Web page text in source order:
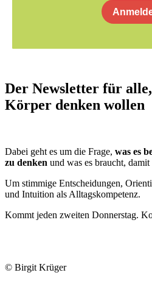
Der Newsletter für
Körper denken wollen
Dabei geht es um die Frage, was es
zu denken und was es braucht, damit
Um stimmige Entscheidungen,
und Intuition als Alltagskompetenz.
Kommt jeden zweiten Donnerstag.
© Birgit Krüger